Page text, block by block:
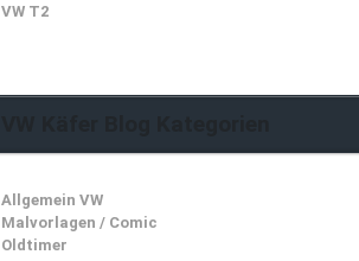
VW T2
Allgemein VW
Malvorlagen / Comic
Oldtimer